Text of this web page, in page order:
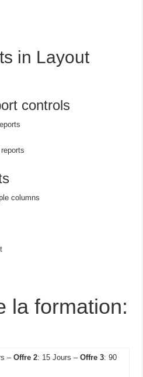
in Layout
controls
columns
la formation:
–Offre 2: 15 Jours –Offre 3: 90